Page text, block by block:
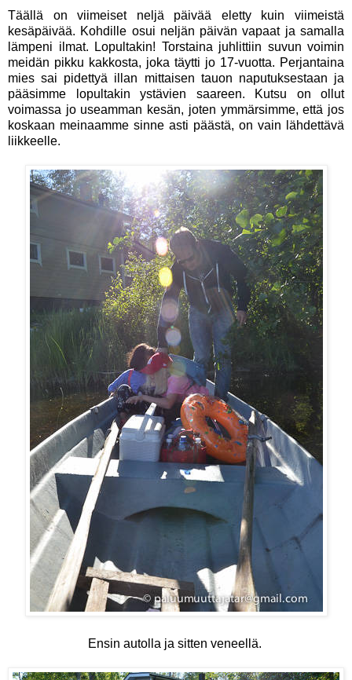
Täällä on viimeiset neljä päivää eletty kuin viimeistä
kesäpäivää. Kohdille osui neljän päivän vapaat ja samalla
lämpeni ilmat. Lopultakin! Torstaina juhlittiin suvun voimin
meidän pikku kakkosta, joka täytti jo 17-vuotta. Perjantaina
mies sai pidettyä illan mittaisen tauon naputuksestaan ja
pääsimme lopultakin ystävien saareen. Kutsu on ollut
voimassa jo useamman kesän, joten ymmärsimme, että jos
koskaan meinaamme sinne asti päästä, on vain lähdettävä
liikkeelle.
Ensin autolla ja sitten veneellä.